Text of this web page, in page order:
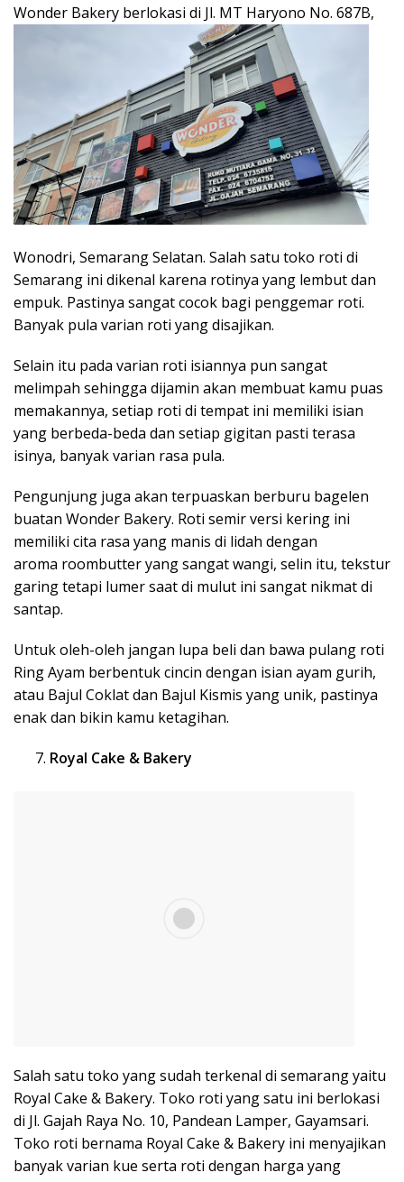
Wonder Bakery berlokasi di Jl. MT Haryono No. 687B,
Wonodri, Semarang Selatan. Salah satu toko roti di
Semarang ini dikenal karena rotinya yang lembut dan
empuk. Pastinya sangat cocok bagi penggemar roti.
Banyak pula varian roti yang disajikan.
Selain itu pada varian roti isiannya pun sangat
melimpah sehingga dijamin akan membuat kamu puas
memakannya, setiap roti di tempat ini memiliki isian
yang berbeda-beda dan setiap gigitan pasti terasa
isinya, banyak varian rasa pula.
Pengunjung juga akan terpuaskan berburu bagelen
buatan Wonder Bakery. Roti semir versi kering ini
memiliki cita rasa yang manis di lidah dengan
aroma roombutteryang sangat wangi, selin itu, tekstur
garing tetapi lumer saat di mulut ini sangat nikmat di
santap.
Untuk oleh-oleh jangan lupa beli dan bawa pulang roti
Ring Ayam berbentuk cincin dengan isian ayam gurih,
atau Bajul Coklat dan Bajul Kismis yang unik, pastinya
enak dan bikin kamu ketagihan.
Royal Cake & Bakery
Salah satu toko yang sudah terkenal di semarang yaitu
Royal Cake & Bakery. Toko roti yang satu ini berlokasi
di Jl. Gajah Raya No. 10, Pandean Lamper, Gayamsari.
Toko roti bernama Royal Cake & Bakery ini menyajikan
banyak varian kue serta roti dengan harga yang